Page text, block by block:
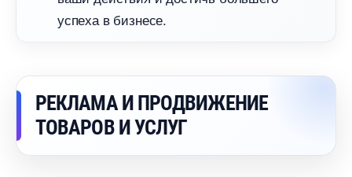
успеха в бизнесе.
РЕКЛАМА И ПРОДВИЖЕНИЕ
ТОВАРОВ И УСЛУГ